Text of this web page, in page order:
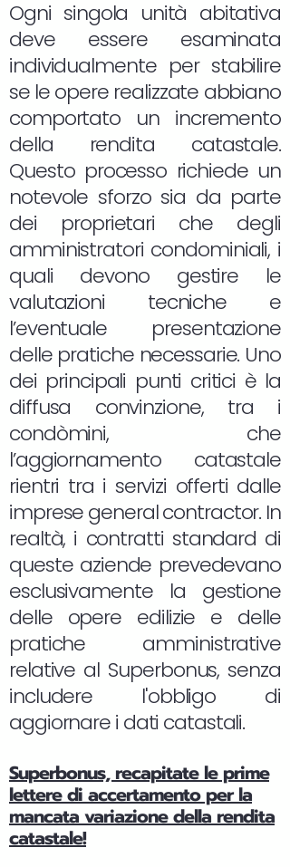
Ogni singola unità abitativa
deve essere esaminata
individualmente per stabilire
se le opere realizzate abbiano
comportato un incremento
della rendita catastale.
Questo processo richiede un
notevole sforzo sia da parte
dei proprietari che degli
amministratori condominiali, i
quali devono gestire le
valutazioni tecniche e
l’eventuale presentazione
delle pratiche necessarie. Uno
dei principali punti critici è la
diffusa convinzione, tra i
condòmini, che
l’aggiornamento catastale
rientri tra i servizi offerti dalle
imprese general contractor. In
realtà, i contratti standard di
queste aziende prevedevano
esclusivamente la gestione
delle opere edilizie e delle
pratiche amministrative
relative al Superbonus, senza
includere l'obbligo di
aggiornare i dati catastali.
Superbonus, recapitate le prime
lettere di accertamento per la
mancata variazione della rendita
catastale!